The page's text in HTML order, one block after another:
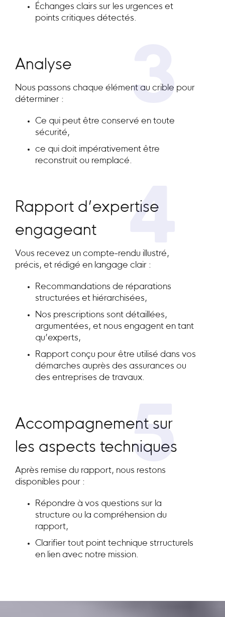
Échanges clairs sur les urgences et
points critiques détectés.
3
Analyse
Nous passons chaque élément au crible pour
déterminer :
Ce qui peut être conservé en toute
sécurité,
ce qui doit impérativement être
reconstruit ou remplacé.
4
Rapport d’expertise
engageant
Vous recevez un compte-rendu illustré,
précis, et rédigé en langage clair :
Recommandations de réparations
structurées et hiérarchisées,
Nos prescriptions sont détaillées,
argumentées, et nous engagent en tant
qu’experts,
Rapport conçu pour être utilisé dans vos
démarches auprès des assurances ou
des entreprises de travaux.
5
Accompagnement sur
les aspects techniques
Après remise du rapport, nous restons
disponibles pour :
Répondre à vos questions sur la
structure ou la compréhension du
rapport,
Clarifier tout point technique strructurels
en lien avec notre mission.